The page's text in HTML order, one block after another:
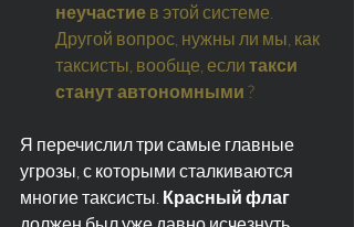
неучастие в этой системе.
Другой вопрос, нужны ли мы, как
таксисты, вообще, если такси
станут автономными ?
Я перечислил три самые главные
угрозы, с которыми сталкиваются
многие таксисты. Красный флаг